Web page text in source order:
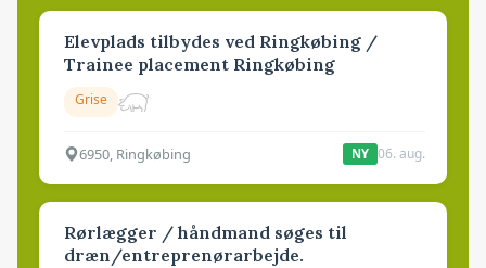
Elevplads tilbydes ved Ringkøbing /
Trainee placement Ringkøbing
Grise
6950, Ringkøbing NY 06. aug.
Rørlægger / håndmand søges til
dræn/entreprenørarbejde.